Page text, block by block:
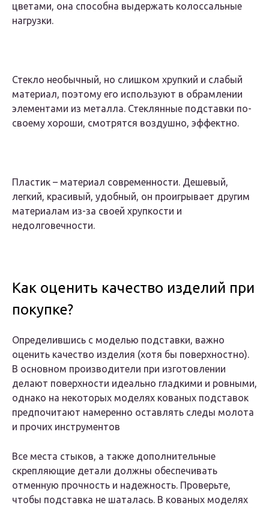
цветами, она способна выдержать колоссальные
нагрузки.
Стекло необычный, но слишком хрупкий и слабый
материал, поэтому его используют в обрамлении
элементами из металла. Стеклянные подставки по-
своему хороши, смотрятся воздушно, эффектно.
Пластик – материал современности. Дешевый,
легкий, красивый, удобный, он проигрывает другим
материалам из-за своей хрупкости и
недолговечности.
Как оценить качество изделий при
покупке?
Определившись с моделью подставки, важно
оценить качество изделия (хотя бы поверхностно).
В основном производители при изготовлении
делают поверхности идеально гладкими и ровными,
однако на некоторых моделях кованых подставок
предпочитают намеренно оставлять следы молота
и прочих инструментов
Все места стыков, а также дополнительные
скрепляющие детали должны обеспечивать
отменную прочность и надежность. Проверьте,
чтобы подставка не шаталась. В кованых моделях